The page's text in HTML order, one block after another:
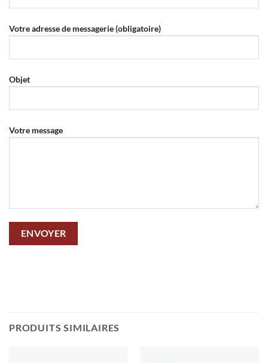
Votre adresse de messagerie (obligatoire)
Objet
Votre message
PRODUITS SIMILAIRES